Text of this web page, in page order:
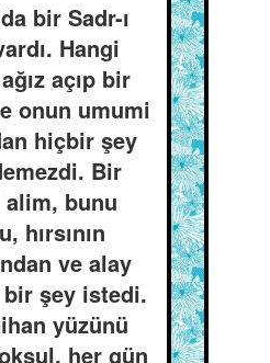
bir Sadr-ı
Hangi
açıp bir
onun umumi
hiçbir şey
Bir
bunu
hırsının
ve alay
şey istedi.
yüzünü
her gün